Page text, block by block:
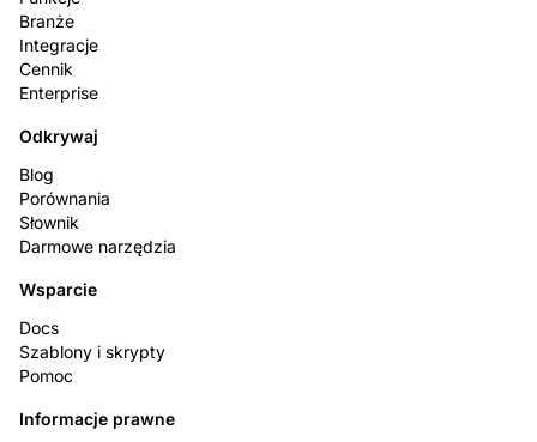
Branże
Integracje
Cennik
Enterprise
Odkrywaj
Blog
Porównania
Słownik
Darmowe narzędzia
Wsparcie
Docs
Szablony i skrypty
Pomoc
Informacje prawne